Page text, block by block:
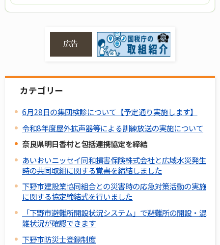
広告
カテゴリー
6月28日の集団検診について【予定通り実施します】
令和8年度屋外拡声器等による訓練放送の実施について
奈良県明日香村と包括連携協定を締結
あいおいニッセイ同和損害保険株式会社と広域水災発生
時の共同取組に関する覚書を締結しました
下野市建設業協同組合との災害時の応急対策活動の実施
に関する協定締結式を行いました
「下野市避難所開設状況システム」で避難所の開設・混
雑状況が確認できます
下野市防災士登録制度